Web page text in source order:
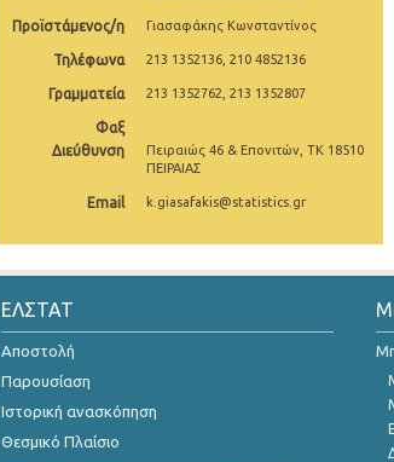
2010
2009
2008
2007
2006
2004
2001
Προϊστάμενος/η Γιασαφάκης Κωνσταντίνος
Τηλέφωνα 213 1352136, 210 4852136
Γραμματεία 213 1352762, 213 1352807
Φαξ
Διεύθυνση
Πειραιώς 46 & Επονιτών, ΤΚ 18510
ΠΕΙΡΑΙΑΣ
Email k.giasafakis@statistics.gr
ΕΛΣΤΑΤ
Αποστολή
Παρουσίαση
Ιστορική ανασκόπηση
Θεσμικό Πλαίσιο